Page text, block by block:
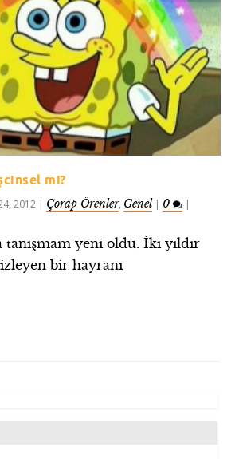
mi?
2012 | Çorap Örenler, Genel | 0 |
tanışmam yeni oldu. İki yıldır
bir hayranı